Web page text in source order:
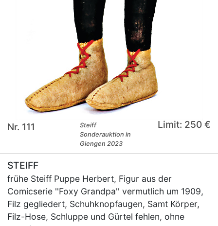
Nr. 111
Steiff
Sonderauktion in
Giengen 2023
Limit: 250 €
STEIFF
frühe Steiff Puppe Herbert, Figur aus der
Comicserie ''Foxy Grandpa'' vermutlich um 1909,
Filz gegliedert, Schuhknopfaugen, Samt Körper,
Filz-Hose, Schluppe und Gürtel fehlen, ohne